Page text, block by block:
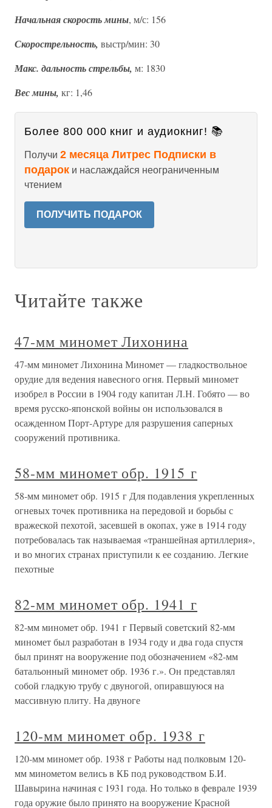
Начальная скорость мины, м/с: 156
Скорострельность, выстр/мин: 30
Макс. дальность стрельбы, м: 1830
Вес мины, кг: 1,46
Более 800 000 книг и аудиокниг! 📚
Получи 2 месяца Литрес Подписки в
подарок и наслаждайся неограниченным
чтением
ПОЛУЧИТЬ ПОДАРОК
Читайте также
47-мм миномет Лихонина
47-мм миномет Лихонина Миномет — гладкоствольное
орудие для ведения навесного огня. Первый миномет
изобрел в России в 1904 году капитан Л.Н. Гобято — во
время русско-японской войны он использовался в
осажденном Порт-Артуре для разрушения саперных
сооружений противника.
58-мм миномет обр. 1915 г
58-мм миномет обр. 1915 г Для подавления укрепленных
огневых точек противника на передовой и борьбы с
вражеской пехотой, засевшей в окопах, уже в 1914 году
потребовалась так называемая «траншейная артиллерия»,
и во многих странах приступили к ее созданию. Легкие
пехотные
82-мм миномет обр. 1941 г
82-мм миномет обр. 1941 г Первый советский 82-мм
миномет был разработан в 1934 году и два года спустя
был принят на вооружение под обозначением «82-мм
батальонный миномет обр. 1936 г.». Он представлял
собой гладкую трубу с двуногой, опиравшуюся на
массивную плиту. На двуноге
120-мм миномет обр. 1938 г
120-мм миномет обр. 1938 г Работы над полковым 120-
мм минометом велись в КБ под руководством Б.И.
Шавырина начиная с 1931 года. Но только в феврале 1939
года оружие было принято на вооружение Красной